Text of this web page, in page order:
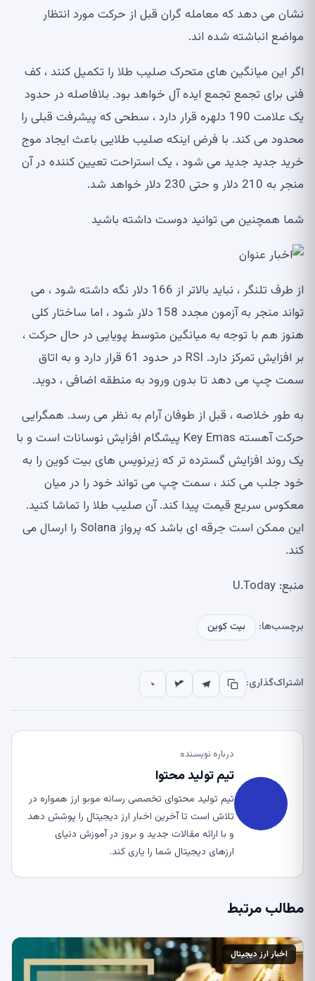
نشان می دهد که معامله گران قبل از حرکت مورد انتظار
مواضع انباشته شده اند.
اگر این میانگین های متحرک صلیب طلا را تکمیل کنند ، کف
فنی برای تجمع تجمع ایده آل خواهد بود. بلافاصله در حدود
یک علامت 190 دلهره قرار دارد ، سطحی که پیشرفت قبلی را
محدود می کند. با فرض اینکه صلیب طلایی باعث ایجاد موج
خرید جدید جدید می شود ، یک استراحت تعیین کننده در آن
منجر به 210 دلار و حتی 230 دلار خواهد شد.
شما همچنین می توانید دوست داشته باشید
از طرف تلنگر ، نباید بالاتر از 166 دلار نگه داشته شود ، می
تواند منجر به آزمون مجدد 158 دلار شود ، اما ساختار کلی
هنوز هم با توجه به میانگین متوسط ​​پویایی در حال حرکت ،
بر افزایش تمرکز دارد. RSI در حدود 61 قرار دارد و به اتاق
سمت چپ می دهد تا بدون ورود به منطقه اضافی ، دوید.
به طور خلاصه ، قبل از طوفان آرام به نظر می رسد. همگرایی
حرکت آهسته Key Emas پیشگام افزایش نوسانات است و با
یک روند افزایش گسترده تر که زیرنویس های بیت کوین را به
خود جلب می کند ، سمت چپ می تواند خود را در میان
معکوس سریع قیمت پیدا کند. آن صلیب طلا را تماشا کنید.
این ممکن است جرقه ای باشد که پرواز Solana را ارسال می
کند.
منبع: U.Today
برچسب‌ها: بیت کوین
اشتراک‌گذاری:
درباره نویسنده
تیم تولید محتوا
تیم تولید محتوای تخصصی رسانه موبو ارز همواره در
تلاش است تا آخرین اخبار ارز دیجیتال را پوشش دهد
و با ارائه مقالات جدید و بروز در آموزش دنیای
ارزهای دیجیتال شما را یاری کند.
مطالب مرتبط
اخبار ارز دیجیتال